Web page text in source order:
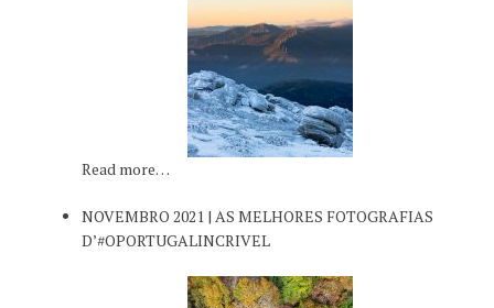
Read more…
NOVEMBRO 2021 | AS MELHORES FOTOGRAFIAS
D’#OPORTUGALINCRIVEL